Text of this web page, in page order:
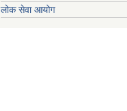
लोक सेवा आयोग